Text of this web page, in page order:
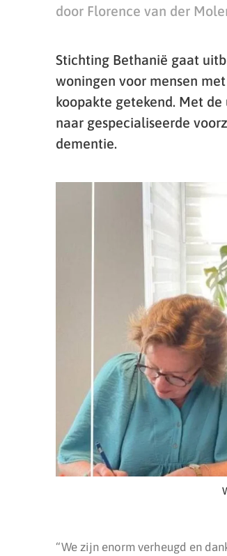
door Florence van der
Stichting Bethanië gaat
woningen voor mensen
koopakte getekend. Met
naar gespecialiseerde
dementie.
“We zijn enorm verheugd en